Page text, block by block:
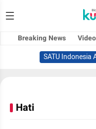
Breaking News
SATU Indonesia
Hati